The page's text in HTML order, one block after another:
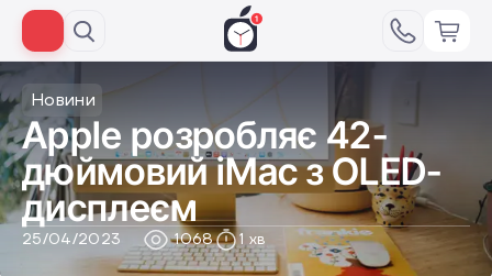
Новини
Apple розробляє 42-
дюймовий iMac з OLED-
дисплеєм
25/04/2023 1068 1 хв